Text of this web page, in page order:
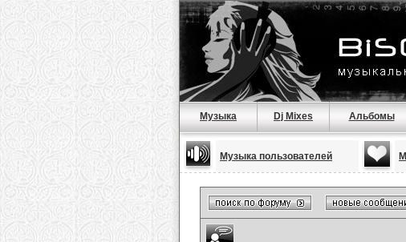
Музыка Dj Mixes Альбомы
Музыка пользователей